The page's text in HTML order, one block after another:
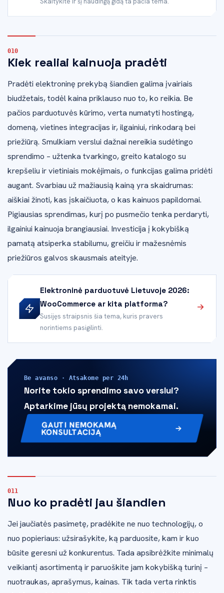
Kiek realiai kainuoja pradėti
Pradėti elektroninę prekybą šiandien galima įvairiais
biudžetais, todėl kaina priklauso nuo to, ko reikia. Be
pačios parduotuvės kūrimo, verta numatyti hostingą,
domeną, vietines integracijas ir, ilgainiui, rinkodarą bei
priežiūrą. Smulkiam verslui dažnai nereikia sudėtingo
sprendimo – užtenka tvarkingo, greito katalogo su
krepšeliu ir vietiniais mokėjimais, o funkcijas galima pridėti
augant. Svarbiau už mažiausią kainą yra skaidrumas:
aiškiai žinoti, kas įskaičiuota, o kas kainuos papildomai.
Pigiausias sprendimas, kurį po pusmečio tenka perdaryti,
ilgainiui kainuoja brangiausiai. Investicija į kokybišką
pamatą atsiperka stabilumu, greičiu ir mažesnėmis
priežiūros galvos skausmais ateityje.
Elektroninė parduotuvė Lietuvoje 2026:
WooCommerce ar kita platforma?
Susijęs straipsnis šia tema, kuris pravers
norintiems pasigilinti.
Be avanso · Atsakome per 24h
Norite tokio sprendimo savo verslui?
Aptarkime jūsų projektą nemokamai.
GAUTI NEMOKAMĄ
KONSULTACIJĄ
Nuo ko pradėti jau šiandien
Jei jaučiatės pasimetę, pradėkite ne nuo technologijų, o
nuo popieriaus: užsirašykite, ką parduosite, kam ir kuo
būsite geresni už konkurentus. Tada apsibrėžkite minimalų
veikiantį asortimentą ir paruoškite jam kokybišką turinį –
nuotraukas, aprašymus, kainas. Tik tada verta rinktis